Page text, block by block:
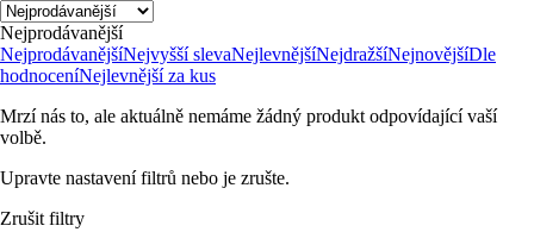
Nejprodávanější
NejprodávanějšíNejvyšší slevaNejlevnějšíNejdražšíNejnovějšíDle
hodnoceníNejlevnější za kus
Mrzí nás to, ale aktuálně nemáme žádný produkt odpovídající vaší
volbě.
Upravte nastavení filtrů nebo je zrušte.
Zrušit filtry